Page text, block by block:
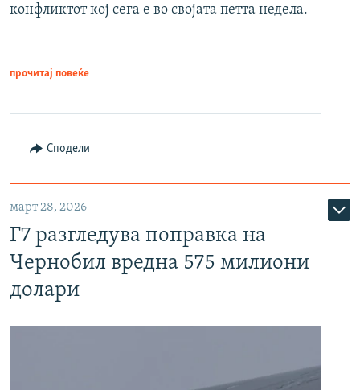
конфликтот кој сега е во својата петта недела.
прочитај повеќе
Сподели
март 28, 2026
Г7 разгледува поправка на
Чернобил вредна 575 милиони
долари